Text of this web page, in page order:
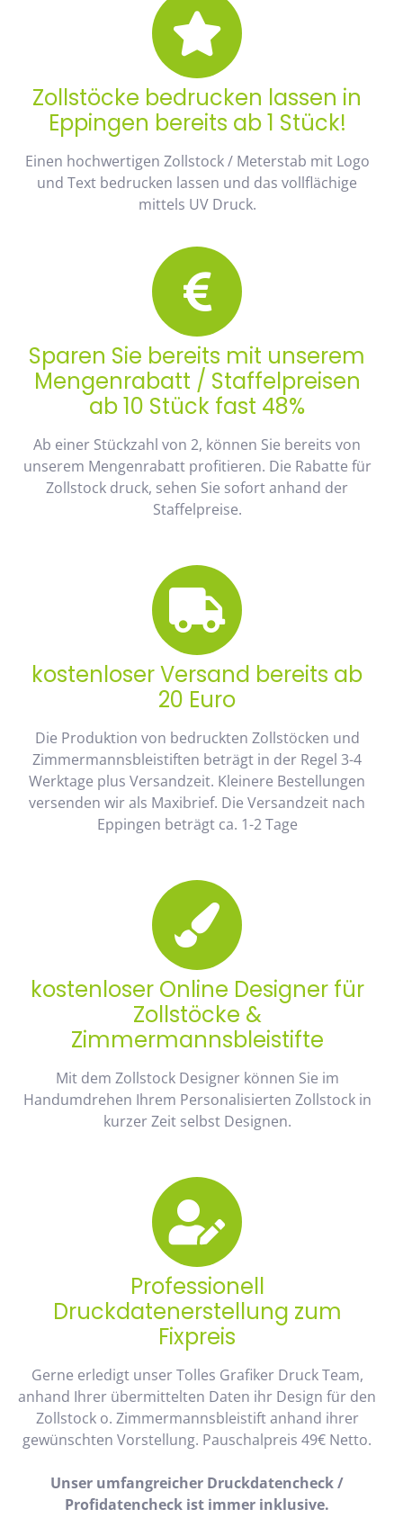
Zollstöcke bedrucken lassen in
Eppingen bereits ab 1 Stück!
Einen hochwertigen Zollstock / Meterstab mit Logo
und Text bedrucken lassen und das vollflächige
mittels UV Druck.
Sparen Sie bereits mit unserem
Mengenrabatt / Staffelpreisen
ab 10 Stück fast 48%
Ab einer Stückzahl von 2, können Sie bereits von
unserem Mengenrabatt profitieren. Die Rabatte für
Zollstock druck, sehen Sie sofort anhand der
Staffelpreise.
kostenloser Versand bereits ab
20 Euro
Die Produktion von bedruckten Zollstöcken und
Zimmermannsbleistiften beträgt in der Regel 3-4
Werktage plus Versandzeit. Kleinere Bestellungen
versenden wir als Maxibrief. Die Versandzeit nach
Eppingen beträgt ca. 1-2 Tage
kostenloser Online Designer für
Zollstöcke &
Zimmermannsbleistifte
Mit dem Zollstock Designer können Sie im
Handumdrehen Ihrem Personalisierten Zollstock in
kurzer Zeit selbst Designen.
Professionell
Druckdatenerstellung zum
Fixpreis
Gerne erledigt unser Tolles Grafiker Druck Team,
anhand Ihrer übermittelten Daten ihr Design für den
Zollstock o. Zimmermannsbleistift anhand ihrer
gewünschten Vorstellung. Pauschalpreis 49€ Netto.
Unser umfangreicher Druckdatencheck /
Profidatencheck ist immer inklusive.